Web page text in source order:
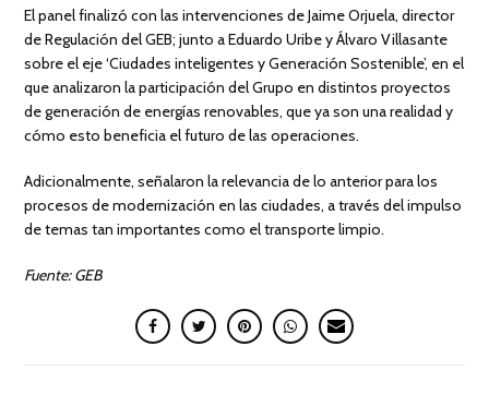
El panel finalizó con las intervenciones de Jaime Orjuela, director
de Regulación del GEB; junto a Eduardo Uribe y Álvaro Villasante
sobre el eje ‘Ciudades inteligentes y Generación Sostenible’, en el
que analizaron la participación del Grupo en distintos proyectos
de generación de energías renovables, que ya son una realidad y
cómo esto beneficia el futuro de las operaciones.
Adicionalmente, señalaron la relevancia de lo anterior para los
procesos de modernización en las ciudades, a través del impulso
de temas tan importantes como el transporte limpio.
Fuente: GEB